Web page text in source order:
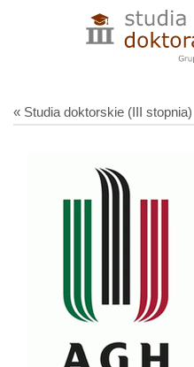
« Studia doktorskie (III stopnia)